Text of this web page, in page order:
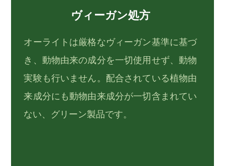
ヴィーガン処方
オーライトは厳格なヴィーガン基準に基づ
き、動物由来の成分を一切使用せず、動物
実験も行いません。配合されている植物由
来成分にも動物由来成分が一切含まれてい
ない、グリーン製品です。